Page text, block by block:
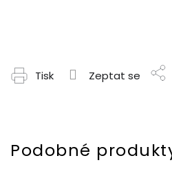
Tisk Zeptat se